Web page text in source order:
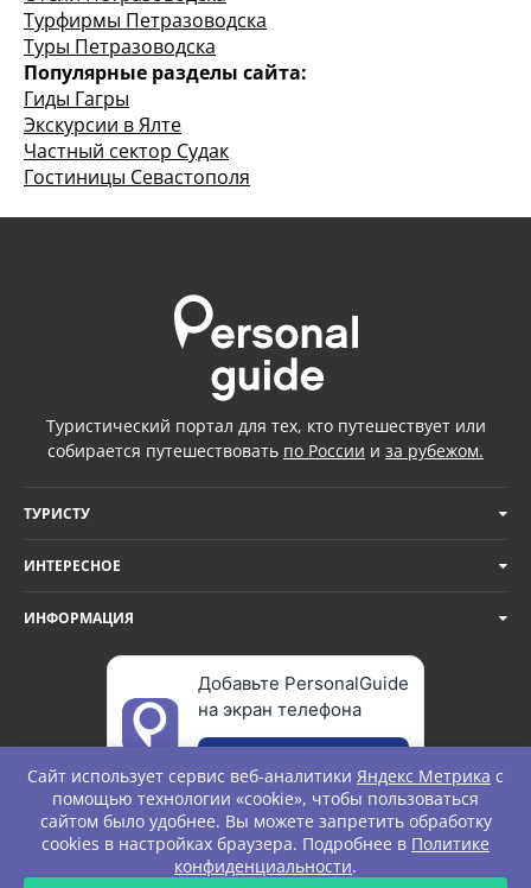
Турфирмы Петразоводска
Туры Петразоводска
Популярные разделы сайта:
Гиды Гагры
Экскурсии в Ялте
Частный сектор Судак
Гостиницы Севастополя
Туристический портал для тех, кто путешествует или
собирается путешествовать по России и за рубежом.
ТУРИСТУ
ИНТЕРЕСНОЕ
ИНФОРМАЦИЯ
Добавьте PersonalGuide
на экран телефона
© Personal Guide. All rights Reserved.
Сайт использует сервис веб-аналитики Яндекс Метрика с
помощью технологии «cookie», чтобы пользоваться
сайтом было удобнее. Вы можете запретить обработку
cookies в настройках браузера. Подробнее в Политике
конфиденциальности.
ЗАПРОС